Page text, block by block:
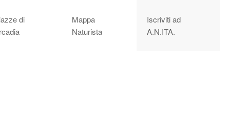
di
Mappa
Naturista
Iscriviti ad
A.N.ITA.